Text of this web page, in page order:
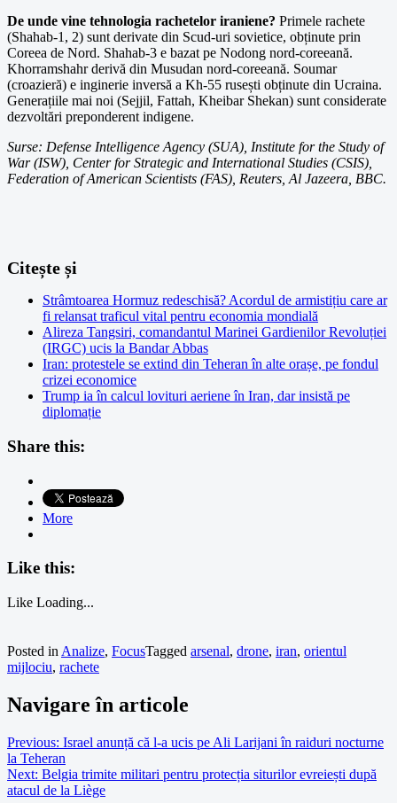
De unde vine tehnologia rachetelor iraniene? Primele rachete
(Shahab-1, 2) sunt derivate din Scud-uri sovietice, obținute prin
Coreea de Nord. Shahab-3 e bazat pe Nodong nord-coreeană.
Khorramshahr derivă din Musudan nord-coreeană. Soumar
(croazieră) e inginerie inversă a Kh-55 rusești obținute din Ucraina.
Generațiile mai noi (Sejjil, Fattah, Kheibar Shekan) sunt considerate
dezvoltări preponderent indigene.
Surse: Defense Intelligence Agency (SUA), Institute for the Study of
War (ISW), Center for Strategic and International Studies (CSIS),
Federation of American Scientists (FAS), Reuters, Al Jazeera, BBC.
Citește și
Strâmtoarea Hormuz redeschisă? Acordul de armistițiu care ar
fi relansat traficul vital pentru economia mondială
Alireza Tangsiri, comandantul Marinei Gardienilor Revoluției
(IRGC) ucis la Bandar Abbas
Iran: protestele se extind din Teheran în alte orașe, pe fondul
crizei economice
Trump ia în calcul lovituri aeriene în Iran, dar insistă pe
diplomație
Share this:
More
Like this:
Like Loading...
Posted in Analize, FocusTagged arsenal, drone, iran, orientul
mijlociu, rachete
Navigare în articole
Previous: Israel anunță că l-a ucis pe Ali Larijani în raiduri nocturne
la Teheran
Next: Belgia trimite militari pentru protecția siturilor evreiești după
atacul de la Liège